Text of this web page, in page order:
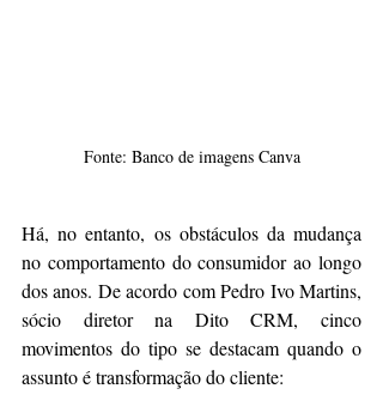
Fonte: Banco de imagens Canva
Há, no entanto, os obstáculos da mudança
no comportamento do consumidor ao longo
dos anos. De acordo com Pedro Ivo Martins,
sócio diretor na Dito CRM, cinco
movimentos do tipo se destacam quando o
assunto é transformação do cliente: